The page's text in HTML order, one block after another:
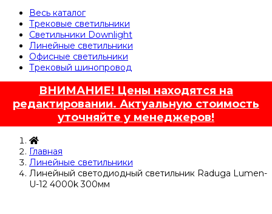
Весь каталог
Трековые светильники
Светильники Downlight
Линейные светильники
Офисные светильники
Трековый шинопровод
ВНИМАНИЕ! Цены находятся на
редактировании. Актуальную стоимость
уточняйте у менеджеров!
Главная
Линейные светильники
Линейный светодиодный светильник Raduga Lumen-
U-12 4000k 300мм